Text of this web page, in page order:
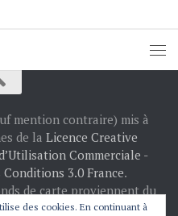
mention contraire) mis à
de la Licence Creative
Commerciale -
3.0 France.
de carte proviennent du
: © les contributeurs
des cookies. En continuant à